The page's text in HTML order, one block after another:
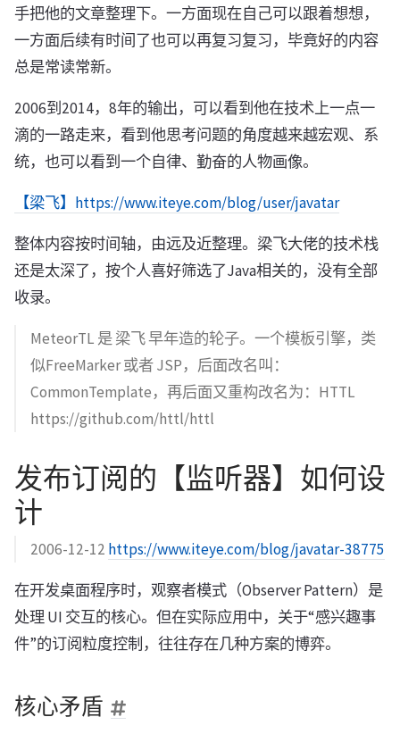
手把他的文章整理下。一方面现在自己可以跟着想想，
一方面后续有时间了也可以再复习复习，毕竟好的内容
总是常读常新。
2006到2014，8年的输出，可以看到他在技术上一点一
滴的一路走来，看到他思考问题的角度越来越宏观、系
统，也可以看到一个自律、勤奋的人物画像。
【梁飞】https://www.iteye.com/blog/user/javatar
整体内容按时间轴，由远及近整理。梁飞大佬的技术栈
还是太深了，按个人喜好筛选了Java相关的，没有全部
收录。
MeteorTL 是 梁飞 早年造的轮子。一个模板引擎，类
似FreeMarker 或者 JSP，后面改名叫：
CommonTemplate，再后面又重构改名为：HTTL
https://github.com/httl/httl
发布订阅的【监听器】如何设
计
2006-12-12 https://www.iteye.com/blog/javatar-38775
在开发桌面程序时，观察者模式（Observer Pattern）是
处理 UI 交互的核心。但在实际应用中，关于“感兴趣事
件”的订阅粒度控制，往往存在几种方案的博弈。
核心矛盾